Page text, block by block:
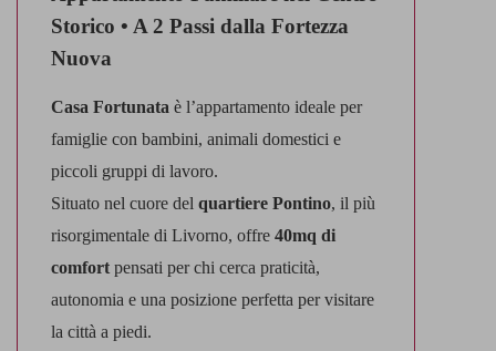
Storico • A 2 Passi dalla Fortezza
Nuova
Casa Fortunata è l’appartamento ideale per
famiglie con bambini, animali domestici e
piccoli gruppi di lavoro.
Situato nel cuore del quartiere Pontino, il più
risorgimentale di Livorno, offre 40mq di
comfort pensati per chi cerca praticità,
autonomia e una posizione perfetta per visitare
la città a piedi.